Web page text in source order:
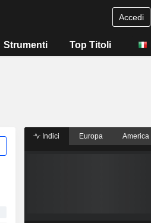
Accedi
Strumenti Top Titoli
Indici Europa America